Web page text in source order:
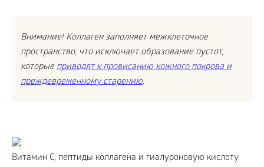
Внимание! Коллаген заполняет межклеточное
пространство, что исключает образование пустот,
которыеприводят к провисанию кожного покрова и
преждевременному старению.
Витамин C, пептиды коллагена и гиалуроновую кислоту